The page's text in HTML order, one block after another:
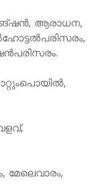
ആരാധന,
മേലെവാരം,